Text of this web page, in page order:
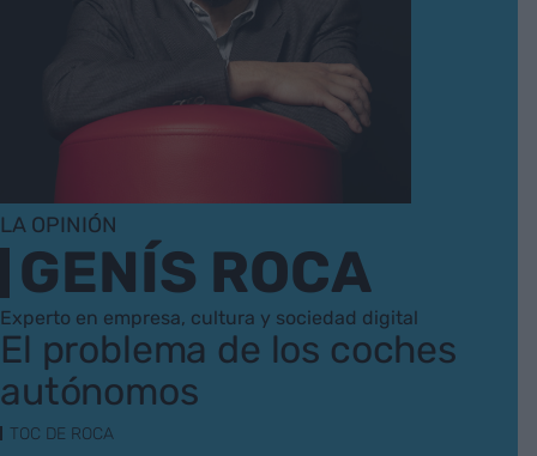
LA OPINIÓN
GENÍS ROCA
Experto en empresa, cultura y sociedad digital
El problema de los coches
autónomos
TOC DE ROCA